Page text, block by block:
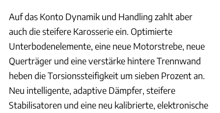
Auf das Konto Dynamik und Handling zahlt aber
auch die steifere Karosserie ein. Optimierte
Unterbodenelemente, eine neue Motorstrebe, neue
Querträger und eine verstärke hintere Trennwand
heben die Torsionssteifigkeit um sieben Prozent an.
Neu intelligente, adaptive Dämpfer, steifere
Stabilisatoren und eine neu kalibrierte, elektronische